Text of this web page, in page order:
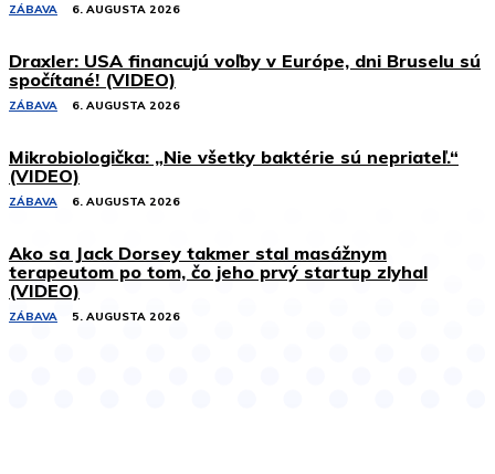
ZÁBAVA 6. AUGUSTA 2026
Draxler: USA financujú voľby v Európe, dni Bruselu sú
spočítané! (VIDEO)
ZÁBAVA 6. AUGUSTA 2026
Mikrobiologička: „Nie všetky baktérie sú nepriateľ.“
(VIDEO)
ZÁBAVA 6. AUGUSTA 2026
Ako sa Jack Dorsey takmer stal masážnym
terapeutom po tom, čo jeho prvý startup zlyhal
(VIDEO)
ZÁBAVA 5. AUGUSTA 2026